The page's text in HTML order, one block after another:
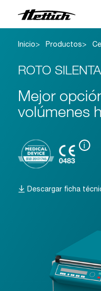
Productos
Aplicaciones
Centro de
Sobre nosotros
Contacto
Inicio Productos
ROTO
Mejor
volúmenes
i
Descargar ficha